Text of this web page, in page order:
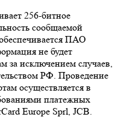
256-битное
сообщаемой
ПАО
не будет
за исключением случаев,
РФ. Проведение
осуществляется в
платежных
Europe Sprl, JCB.